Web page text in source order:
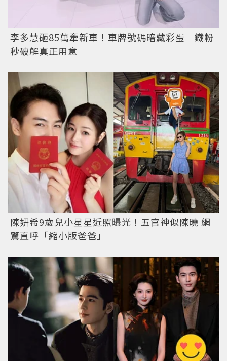
李多慧砸85萬牽新車！車牌號碼暗藏彩蛋 鐵粉
秒破解真正用意
陳妍希9歲兒小星星近照曝光！五官神似陳曉 網
驚直呼「縮小版爸爸」